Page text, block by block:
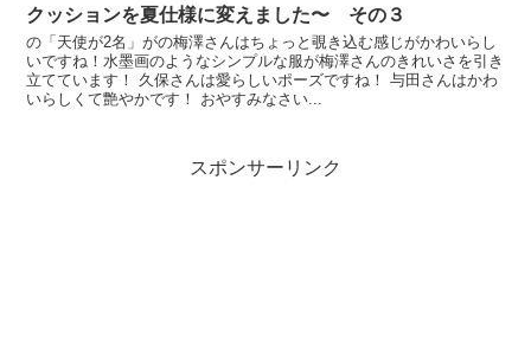
クッションを夏仕様に変えました〜 その３
の「天使が2名」がの梅澤さんはちょっと覗き込む感じがかわいらし
いですね！水墨画のようなシンプルな服が梅澤さんのきれいさを引き
立てています！ 久保さんは愛らしいポーズですね！ 与田さんはかわ
いらしくて艶やかです！ おやすみなさい...
スポンサーリンク